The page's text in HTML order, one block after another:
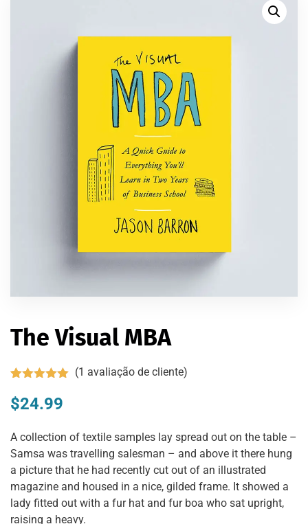
The Visual MBA
como
5.00
de 5, com
emavaliação
de cliente
(1 avaliação de cliente)
$24.99
A collection of textile samples lay spread out on the table –
Samsa was travelling salesman – and above it there hung
a picture that he had recently cut out of an illustrated
magazine and housed in a nice, gilded frame. It showed a
lady fitted out with a fur hat and fur boa who sat upright,
raising a heavy.